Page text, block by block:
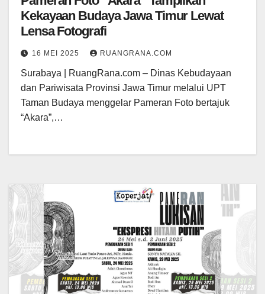
Kekayaan Budaya Jawa Timur Lewat
Lensa Fotografi
16 MEI 2025 RUANGRANA.COM
Surabaya | RuangRana.com – Dinas Kebudayaan
dan Pariwisata Provinsi Jawa Timur melalui UPT
Taman Budaya menggelar Pameran Foto bertajuk
“Akara”,…